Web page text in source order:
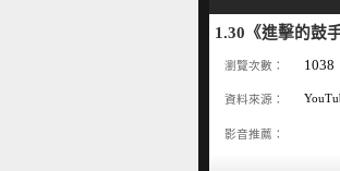
1.30《進擊的鼓
瀏覽次數： 1038
資料來源：
影音推薦：